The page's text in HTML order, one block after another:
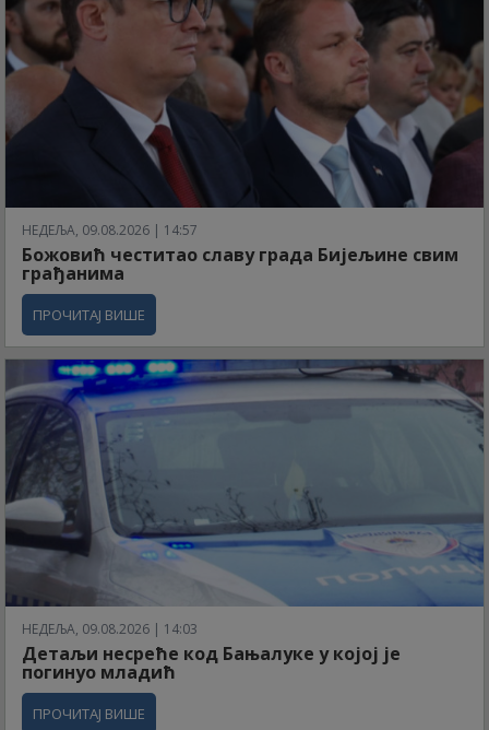
НЕДЕЉА, 09.08.2026 | 14:57
Божовић честитао славу града Бијељине свим
грађанима
ПРОЧИТАЈ ВИШЕ
НЕДЕЉА, 09.08.2026 | 14:03
Детаљи несреће код Бањалуке у којој је
погинуо младић
ПРОЧИТАЈ ВИШЕ